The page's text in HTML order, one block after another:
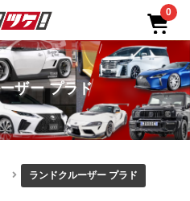
0
ザー プラド
ランドクルーザー プラド